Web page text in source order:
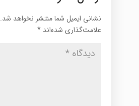
نشانی ایمیل شما منتشر نخواهد شد.
علامت‌گذاری شده‌اند *